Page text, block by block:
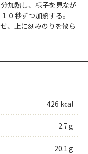
加熱し、様子を見なが
０秒ずつ加熱する。
、上に刻みのりを散ら
426 kcal
2.7 g
20.1 g